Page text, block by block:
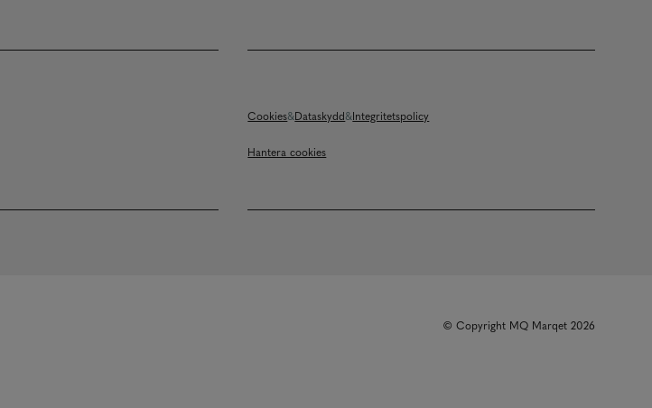
Cookies Dataskydd Integritetspolicy
Hantera cookies
© Copyright MQ Marqet 2026